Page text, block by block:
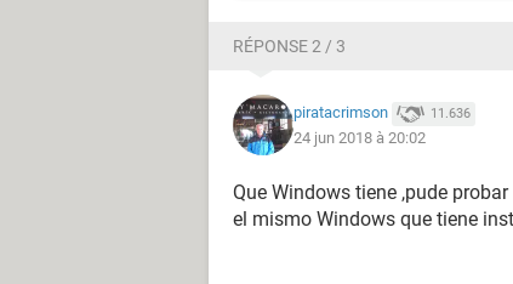
RÉPONSE 2 / 3
piratacrimson 11.636
24 jun 2018 à 20:02
Que Windows tiene ,pude
el mismo Windows que tiene